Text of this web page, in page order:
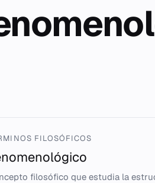
FILOSÓFICOS
filosófico que estudia la